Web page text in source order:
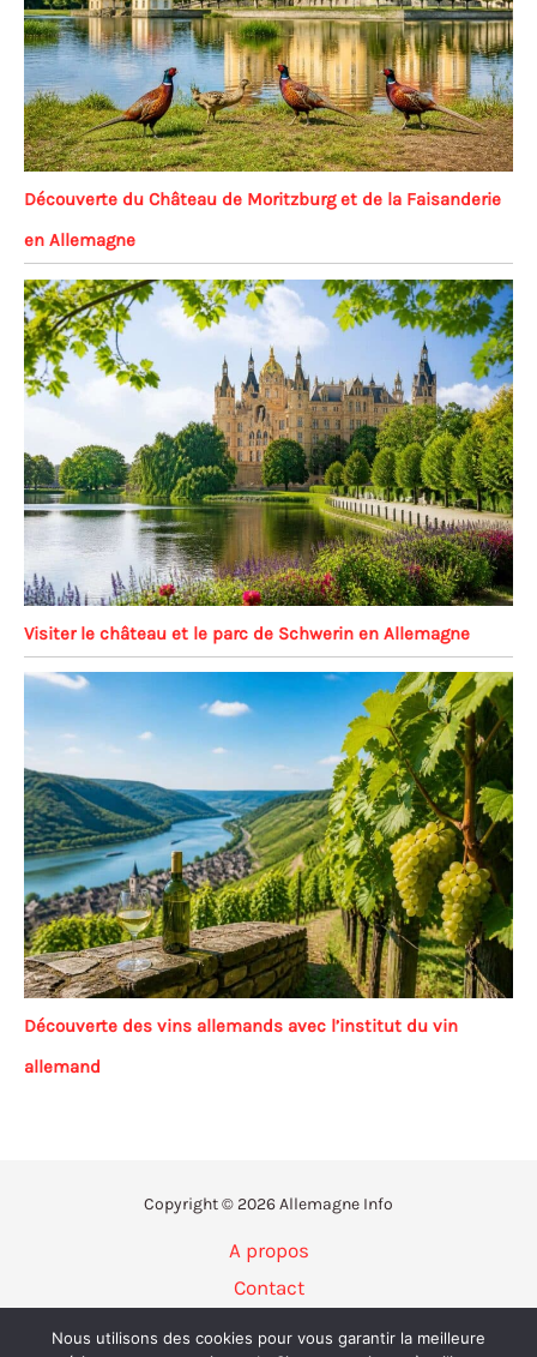
Découverte du Château de Moritzburg et de la Faisanderie
en Allemagne
Visiter le château et le parc de Schwerin en Allemagne
Découverte des vins allemands avec l’institut du vin
allemand
Copyright © 2026 Allemagne Info
A propos
Contact
Nous utilisons des cookies pour vous garantir la meilleure